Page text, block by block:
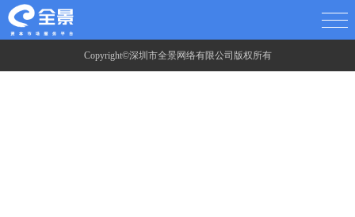
Copyright©深圳市全景网络有限公司版权所有